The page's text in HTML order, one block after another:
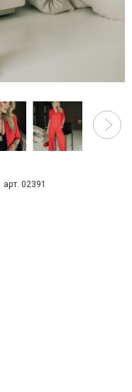
арт. 02391